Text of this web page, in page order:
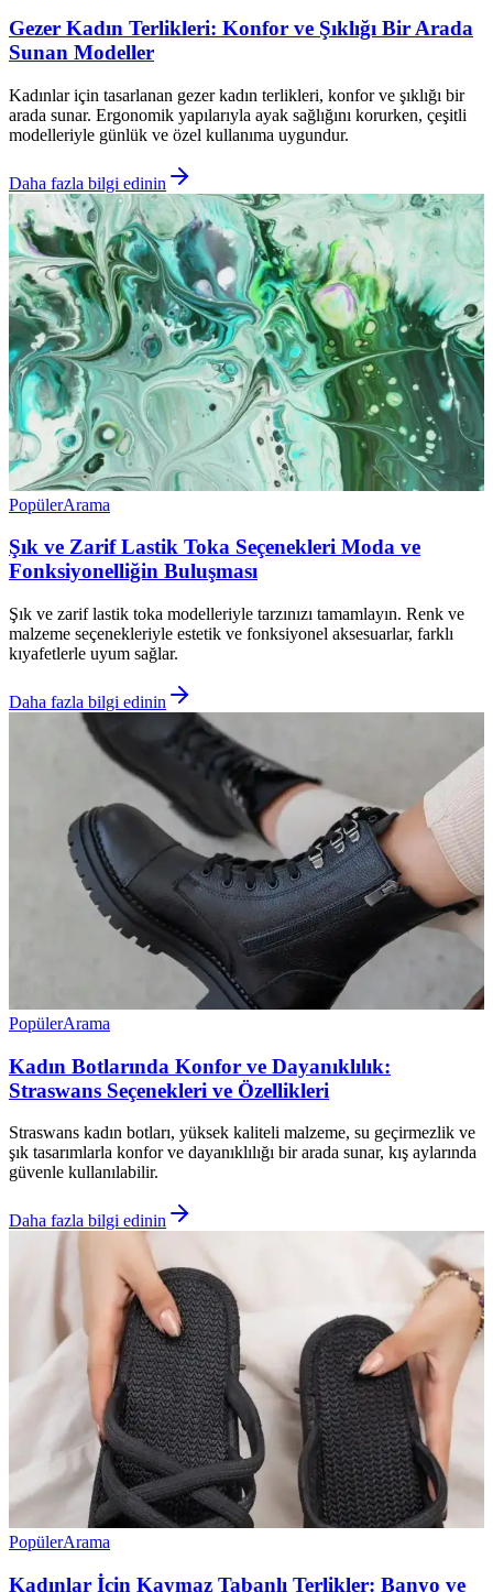
Gezer Kadın Terlikleri: Konfor ve Şıklığı Bir Arada
Sunan Modeller
Kadınlar için tasarlanan gezer kadın terlikleri, konfor ve şıklığı bir
arada sunar. Ergonomik yapılarıyla ayak sağlığını korurken, çeşitli
modelleriyle günlük ve özel kullanıma uygundur.
Daha fazla bilgi edinin
PopülerArama
Şık ve Zarif Lastik Toka Seçenekleri Moda ve
Fonksiyonelliğin Buluşması
Şık ve zarif lastik toka modelleriyle tarzınızı tamamlayın. Renk ve
malzeme seçenekleriyle estetik ve fonksiyonel aksesuarlar, farklı
kıyafetlerle uyum sağlar.
Daha fazla bilgi edinin
PopülerArama
Kadın Botlarında Konfor ve Dayanıklılık:
Straswans Seçenekleri ve Özellikleri
Straswans kadın botları, yüksek kaliteli malzeme, su geçirmezlik ve
şık tasarımlarla konfor ve dayanıklılığı bir arada sunar, kış aylarında
güvenle kullanılabilir.
Daha fazla bilgi edinin
PopülerArama
Kadınlar İçin Kaymaz Tabanlı Terlikler: Banyo ve